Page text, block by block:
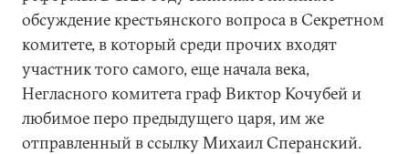
обсуждение крестьянского вопроса в Секретном
комитете, в который среди прочих входят
участник того самого, еще начала века,
Негласного комитета граф Виктор Кочубей и
любимое перо предыдущего царя, им же
отправленный в ссылку Михаил Сперанский.